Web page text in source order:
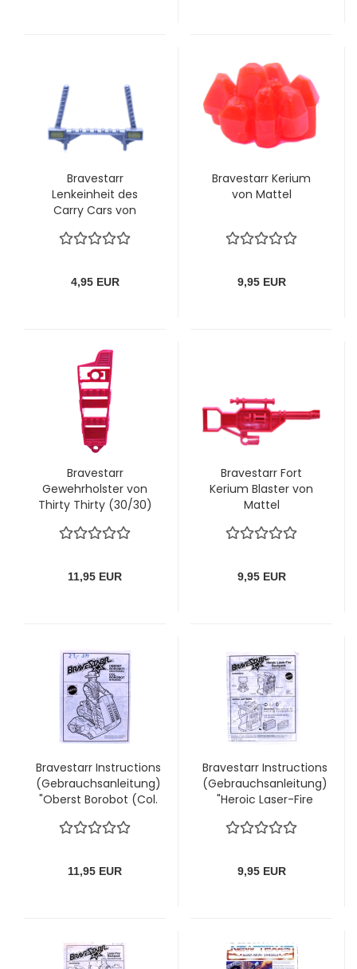
Bravestarr
Lenkeinheit des
Carry Cars von
Mattel
4,95 EUR
Bravestarr Kerium
von Mattel
9,95 EUR
Bravestarr
Gewehrholster von
Thirty Thirty (30/30)
11,95 EUR
Bravestarr Fort
Kerium Blaster von
Mattel
9,95 EUR
Bravestarr Instructions
(Gebrauchsanleitung)
"Oberst Borobot (Col.
11,95 EUR
Bravestarr Instructions
(Gebrauchsanleitung)
"Heroic Laser-Fire
Mattel
9,95 EUR